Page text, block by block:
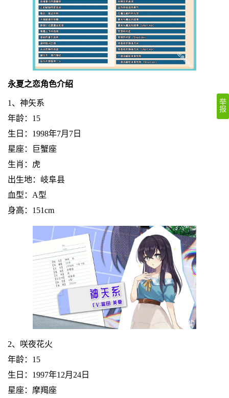
永夏之恋角色介绍
1、神矢系
年龄：15
生日：1998年7月7日
星座：巨蟹座
生肖：虎
出生地：岐阜县
血型：A型
身高：151cm
2、咲夜花火
年龄：15
生日：1997年12月24日
星座：摩羯座
举
报